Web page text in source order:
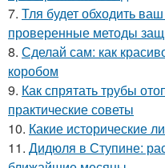
7. Тля будет обходить ваш
проверенные методы
8. Сделай сам: как
коробом
9. Как спрятать трубы
практические советы
10. Какие исторические
11. Дидюля в Ступине: